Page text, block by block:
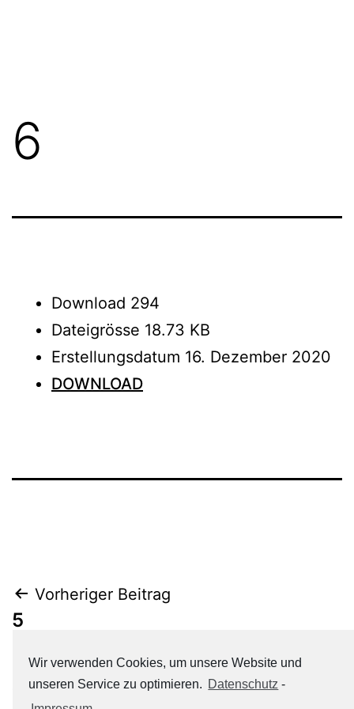
6
Download 294
Dateigrösse 18.73 KB
Erstellungsdatum 16. Dezember 2020
DOWNLOAD
Beitrags-
Navigation
Vorheriger Beitrag
5
Nächster Beitrag
Wir verwenden Cookies, um unsere Website und
unseren Service zu optimieren. Datenschutz -